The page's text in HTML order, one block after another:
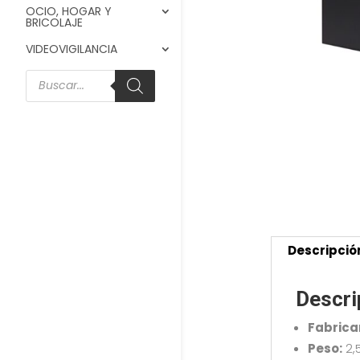
OCIO, HOGAR Y
BRICOLAJE
VIDEOVIGILANCIA
Búsqueda
de
Peso: